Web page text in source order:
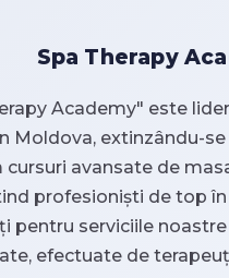
Spa Therapy
Academy" este
Moldova, extinzându-
cursuri avansate de
profesioniști de top
pentru serviciile
efectuate de